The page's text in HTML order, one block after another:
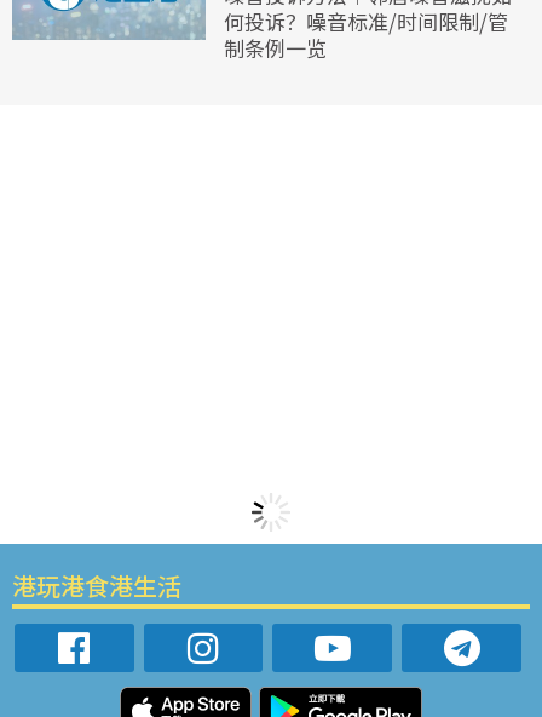
何投诉？噪音标准/时间限制/管
制条例一览
港玩港食港生活